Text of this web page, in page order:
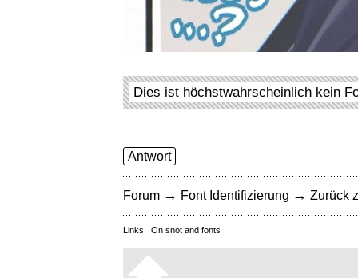
Dies ist höchstwahrscheinlich kein
Antwort
Forum → Font Identifizierung → Zurück
Links: On snot and fonts